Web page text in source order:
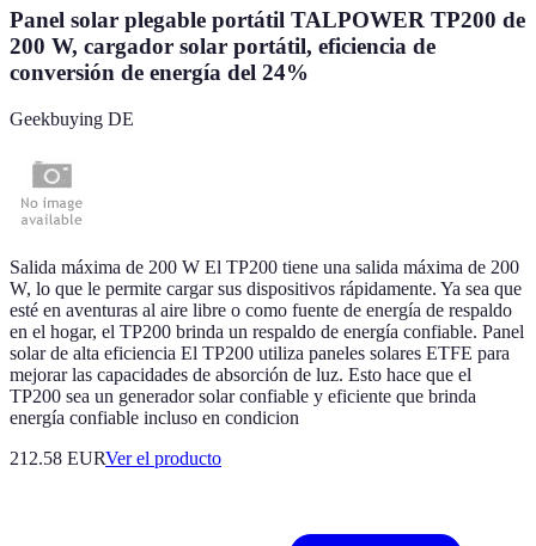
Panel solar plegable portátil TALPOWER TP200 de
200 W, cargador solar portátil, eficiencia de
conversión de energía del 24%
Geekbuying DE
Salida máxima de 200 W El TP200 tiene una salida máxima de 200
W, lo que le permite cargar sus dispositivos rápidamente. Ya sea que
esté en aventuras al aire libre o como fuente de energía de respaldo
en el hogar, el TP200 brinda un respaldo de energía confiable. Panel
solar de alta eficiencia El TP200 utiliza paneles solares ETFE para
mejorar las capacidades de absorción de luz. Esto hace que el
TP200 sea un generador solar confiable y eficiente que brinda
energía confiable incluso en condicion
212.58 EURVer el producto